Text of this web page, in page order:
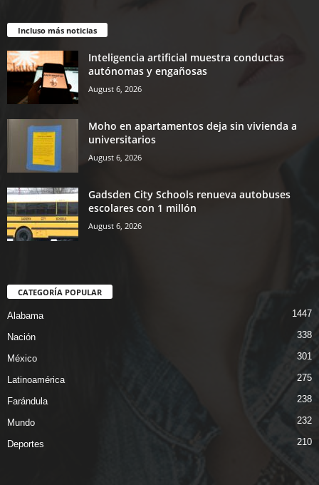
Incluso más noticias
Inteligencia artificial muestra conductas
autónomas y engañosas
August 6, 2026
Moho en apartamentos deja sin vivienda a
universitarios
August 6, 2026
Gadsden City Schools renueva autobuses
escolares con 1 millón
August 6, 2026
CATEGORÍA POPULAR
Alabama 1447
Nación 338
México 301
Latinoamérica 275
Farándula 238
Mundo 232
Deportes 210